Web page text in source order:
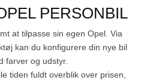
PERSONBIL
at tilpasse sin egen Opel. Via
kan du konfigurere din nye bil
farver og udstyr.
tiden fuldt overblik over prisen,